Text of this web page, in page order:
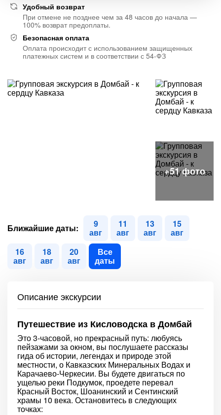
Удобный возврат
При отмене не позднее чем за 48 часов до начала —
100% возврат предоплаты.
Безопасная оплата
Оплата происходит с использованием защищенных
платежных систем и в соответствии с 54-ФЗ
Ближайшие даты: 9
авг
11
авг
13
авг
15
авг
16
авг
18
авг
20
авг
Все
даты
Описание экскурсии
Путешествие из Кисловодска в Домбай
Это 3-часовой, но прекрасный путь: любуясь
пейзажами за окном, вы послушаете рассказы
гида об истории, легендах и природе этой
местности, о Кавказских Минеральных Водах и
Карачаево-Черкесии. Вы будете двигаться по
ущелью реки Подкумок, проедете перевал
Красный Восток, Шоанинский и Сентинский
храмы 10 века. Остановитесь в следующих
точках: